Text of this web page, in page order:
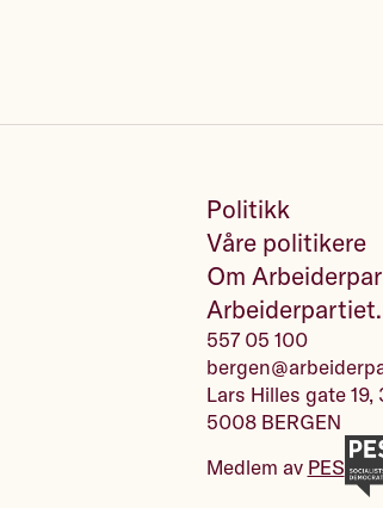
Politikk
Våre politikere
Om
557 05 100
Lars Hilles gate 19,
5008 BERGEN
Medlem av PES